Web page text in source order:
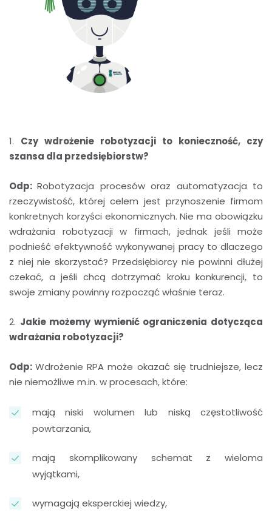
1. Czy wdrożenie robotyzacji to konieczność, czy
szansa dla przedsiębiorstw?
Odp:Robotyzacja procesów oraz automatyzacja to
rzeczywistość, której celem jest przynoszenie firmom
konkretnych korzyści ekonomicznych. Nie ma obowiązku
wdrażania robotyzacji w firmach, jednak jeśli może
podnieść efektywność wykonywanej pracy to dlaczego
z niej nie skorzystać? Przedsiębiorcy nie powinni dłużej
czekać, a jeśli chcą dotrzymać kroku konkurencji, to
swoje zmiany powinny rozpocząć właśnie teraz.
2. Jakie możemy wymienić ograniczenia dotycząca
wdrażania robotyzacji?
Odp:Wdrożenie RPA może okazać się trudniejsze, lecz
nie niemożliwe m.in. w procesach, które:
mają niski wolumen lub niską częstotliwość
powtarzania,
mają skomplikowany schemat z wieloma
wyjątkami,
wymagają eksperckiej wiedzy,